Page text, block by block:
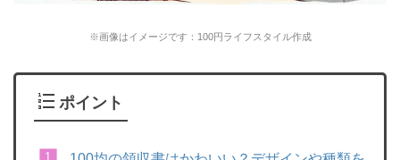
※画像はイメージです：100円ライフスタイル作成
ポイント